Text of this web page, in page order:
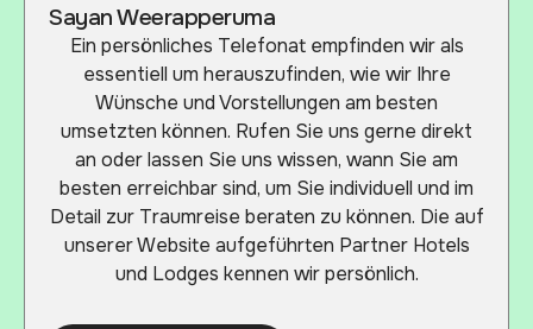
Sayan Weerapperuma
Ein persönliches Telefonat empfinden wir als
essentiell um herauszufinden, wie wir Ihre
Wünsche und Vorstellungen am besten
umsetzten können. Rufen Sie uns gerne direkt
an oder lassen Sie uns wissen, wann Sie am
besten erreichbar sind, um Sie individuell und im
Detail zur Traumreise beraten zu können. Die auf
unserer Website aufgeführten Partner Hotels
und Lodges kennen wir persönlich.